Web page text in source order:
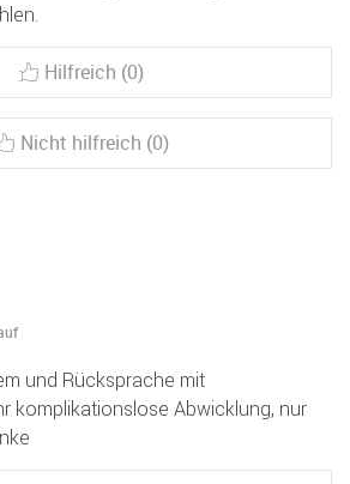
Hilfreich (0)
Nicht hilfreich (0)
und Rücksprache mit
komplikationslose Abwicklung, nur